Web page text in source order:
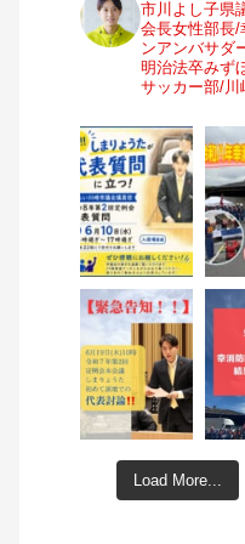
市川よし子県
会長女性部長/
ンアンバサダ
明治法卒みず
サッカー部/川
Load More...